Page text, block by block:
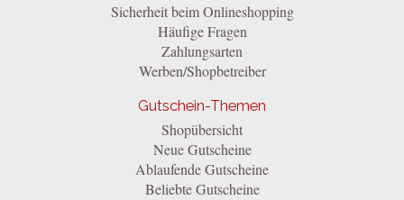
Sicherheit beim Onlineshopping
Häufige Fragen
Zahlungsarten
Werben/Shopbetreiber
Gutschein-Themen
Shopübersicht
Neue Gutscheine
Ablaufende Gutscheine
Beliebte Gutscheine